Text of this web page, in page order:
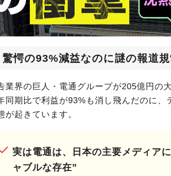
驚愕の93%減益なのに謎の報道
業界の巨人・電通グループが205億円の
同期比で利益が93%も消し飛んだのに、
が起きています。
実は電通は、日本の主要メディア
ャブルな存在”